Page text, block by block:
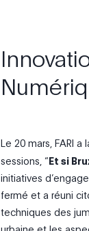
Le 20 mars, FARI a
sessions, “Et si
initiatives
fermé et a réuni
techniques des